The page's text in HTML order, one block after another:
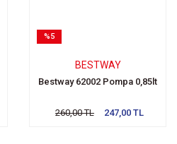
%5
BESTWAY
Bestway 62002 Pompa 0,85lt
260,00 TL 247,00 TL